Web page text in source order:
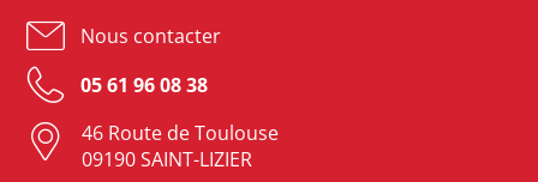
Nous contacter
05 61 96 08 38
46 Route de Toulouse
09190 SAINT-LIZIER